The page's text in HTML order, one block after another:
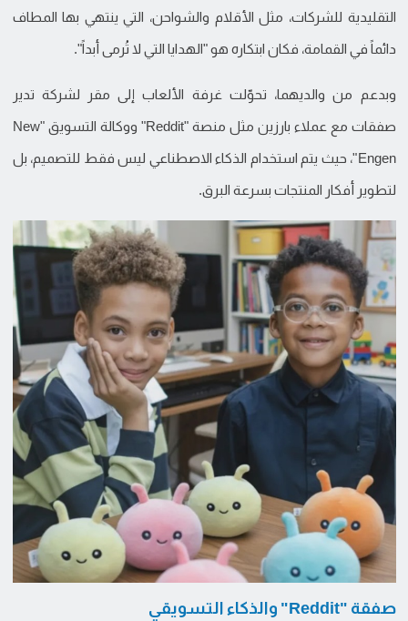
التقليدية للشركات، مثل الأقلام والشواحن، التي ينتهي بها المطاف
دائماً في القمامة، فكان ابتكاره هو "الهدايا التي لا تُرمى أبداً".
وبدعم من والديهما، تحوّلت غرفة الألعاب إلى مقر لشركة تدير
صفقات مع عملاء بارزين مثل منصة "Reddit" ووكالة التسويق "New
Engen"، حيث يتم استخدام الذكاء الاصطناعي ليس فقط للتصميم، بل
لتطوير أفكار المنتجات بسرعة البرق.
صفقة "Reddit" والذكاء التسويقي